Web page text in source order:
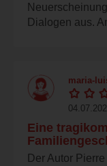
Dialogen aus.
maria-
Eine
Der Autor